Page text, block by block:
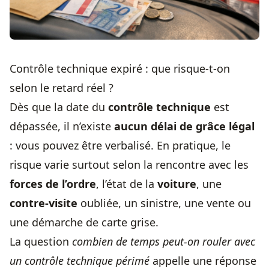
Contrôle technique expiré : que risque-t-on
selon le retard réel ?
Dès que la date du contrôle technique est
dépassée, il n’existe aucun délai de grâce légal
: vous pouvez être verbalisé. En pratique, le
risque varie surtout selon la rencontre avec les
forces de l’ordre, l’état de la voiture, une
contre-visite oubliée, un sinistre, une vente ou
une démarche de carte grise.
La question combien de temps peut-on rouleravec
un contrôle technique périmé appelle une réponse